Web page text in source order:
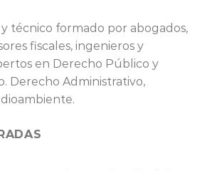
técnico formado por abogados,
fiscales, ingenieros y
en Derecho Público y
Derecho Administrativo,